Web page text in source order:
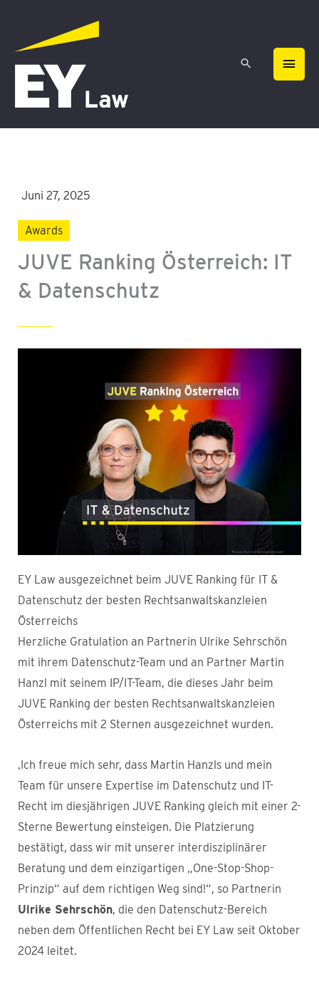
springen
Juni 27, 2025
Awards
JUVE Ranking Österreich: IT
& Datenschutz
EY Law ausgezeichnet beim JUVE Ranking für IT &
Datenschutz der besten Rechtsanwaltskanzleien
Österreichs
Herzliche Gratulation an Partnerin Ulrike Sehrschön
mit ihrem Datenschutz-Team und an Partner Martin
Hanzl mit seinem IP/IT-Team, die dieses Jahr beim
JUVE Ranking der besten Rechtsanwaltskanzleien
Österreichs mit 2 Sternen ausgezeichnet wurden.
‚Ich freue mich sehr, dass Martin Hanzls und mein
Team für unsere Expertise im Datenschutz und IT-
Recht im diesjährigen JUVE Ranking gleich mit einer 2-
Sterne Bewertung einsteigen. Die Platzierung
bestätigt, dass wir mit unserer interdisziplinärer
Beratung und dem einzigartigen „One-Stop-Shop-
Prinzip“ auf dem richtigen Weg sind!“, so Partnerin
Ulrike Sehrschön, die den Datenschutz-Bereich
neben dem Öffentlichen Recht bei EY Law seit Oktober
2024 leitet.